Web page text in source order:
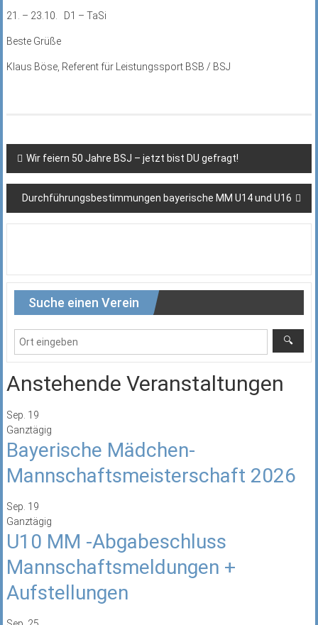
21. – 23.10. D1 – TaSi
Beste Grüße
Klaus Böse, Referent für Leistungssport BSB / BSJ
Beitragsnavigation
Wir feiern 50 Jahre BSJ – jetzt bist DU gefragt!
Durchführungsbestimmungen bayerische MM U14 und U16
Suche einen Verein
Anstehende Veranstaltungen
Sep. 19
Ganztägig
Bayerische Mädchen-
Mannschaftsmeisterschaft 2026
Sep. 19
Ganztägig
U10 MM -Abgabeschluss
Mannschaftsmeldungen +
Aufstellungen